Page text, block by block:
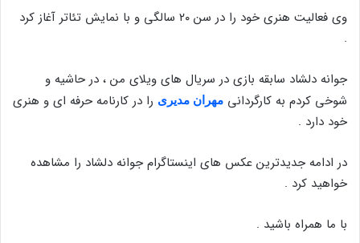
وی فعالیت هنری خود را در سن ۲۰ سالگی و با نمایش تئاتر آغاز کرد
.
جوانه دلشاد سابقه بازی در سریال های ویلای من ، در حاشیه و
شوخی کردم به کارگردانی مهران مدیری را در کارنامه حرفه ای و هنری
خود دارد .
در ادامه جدیدترین عکس های اینستاگرام جوانه دلشاد را مشاهده
خواهید کرد .
با ما همراه باشید .